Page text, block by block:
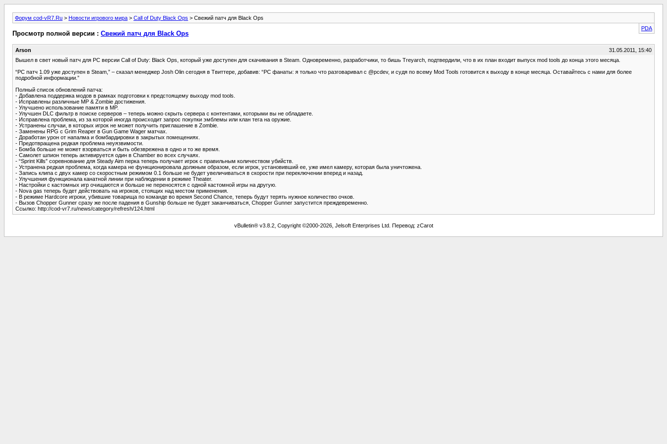
Форум cod-vR7.Ru > Новости игрового мира > Call of Duty Black Ops > Свежий патч для Black Ops
PDA
Просмотр полной версии : Свежий патч для Black Ops
Arson
31.05.2011, 15:40
Вышел в свет новый патч для PC версии Call of Duty: Black Ops, который уже доступен для скачивания в Steam. Одновременно, разработчики, то бишь Treyarch, подтвердили, что в их план входит выпуск mod tools до конца этого месяца.
“PC патч 1.09 уже доступен в Steam,” – сказал менеджер Josh Olin сегодня в Твиттере, добавив: “PC фанаты: я только что разговаривал с @pcdev, и судя по всему Mod Tools готовится к выходу в конце месяца. Оставайтесь с нами для более
подробной информации.”
Полный список обновлений патча:
- Добавлена поддержка модов в рамках подготовки к предстоящему выходу mod tools.
- Исправлены различные MP & Zombie достижения.
- Улучшено использование памяти в MP.
- Улучшен DLC фильтр в поиске серверов – теперь можно скрыть сервера с контентами, которыми вы не обладаете.
- Исправлена проблема, из за которой иногда происходит запрос покупки эмблемы или клан тега на оружие.
- Устранены случаи, в которых игрок не может получить приглашение в Zombie.
- Заменены RPG с Grim Reaper в Gun Game Wager матчах.
- Доработан урон от напалма и бомбардировки в закрытых помещениях.
- Предотвращена редкая проблема неуязвимости.
- Бомба больше не может взорваться и быть обезврежена в одно и то же время.
- Самолет шпион теперь активируется один в Chamber во всех случаях.
- “Sprint Kills” соревнование для Steady Aim перка теперь получает игрок с правильным количеством убийств.
- Устранена редкая проблема, когда камера не функционировала должным образом, если игрок, установивший ее, уже имел камеру, которая была уничтожена.
- Запись клипа с двух камер со скоростным режимом 0.1 больше не будет увеличиваться в скорости при переключении вперед и назад.
- Улучшения функционала канатной линии при наблюдении в режиме Theater.
- Настройки с кастомных игр очищаются и больше не переносятся с одной кастомной игры на другую.
- Nova gas теперь будет действовать на игроков, стоящих над местом применения.
- В режиме Hardcore игроки, убившие товарища по команде во время Second Chance, теперь будут терять нужное количество очков.
- Вызов Chopper Gunner сразу же после падения в Gunship больше не будет заканчиваться, Chopper Gunner запустится преждевременно.
Ссылко: http://cod-vr7.ru/news/category/refresh/124.html
vBulletin® v3.8.2, Copyright ©2000-2026, Jelsoft Enterprises Ltd. Перевод: zCarot